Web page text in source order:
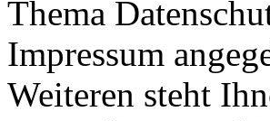
Thema
Impressum
Weiteren steht